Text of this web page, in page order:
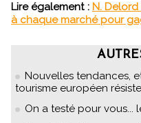
Lire également : N.
à chaque marché pour
Nouvelles tendances,
tourisme européen
On a testé pour vous...